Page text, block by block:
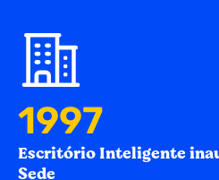
2012
Escritório Inteligente
Sede